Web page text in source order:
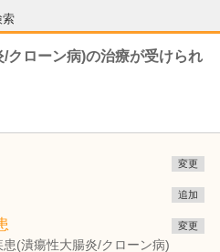
索
クローン病)の治療が受けられ
変更
追加
(潰瘍性大腸炎/クローン病)
変更